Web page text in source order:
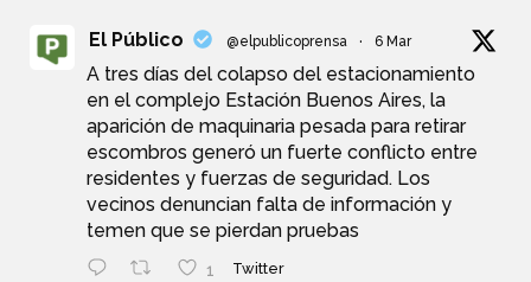
El Público @elpublicoprensa · 6 Mar
A tres días del colapso del estacionamiento
en el complejo Estación Buenos Aires, la
aparición de maquinaria pesada para retirar
escombros generó un fuerte conflicto entre
residentes y fuerzas de seguridad. Los
vecinos denuncian falta de información y
temen que se pierdan pruebas
1 Twitter